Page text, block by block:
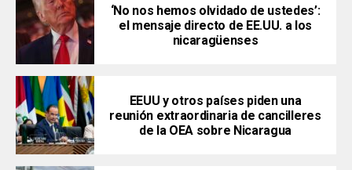
‘No nos hemos olvidado de ustedes’:
el mensaje directo de EE.UU. a los
nicaragüenses
EEUU y otros países piden una
reunión extraordinaria de cancilleres
de la OEA sobre Nicaragua